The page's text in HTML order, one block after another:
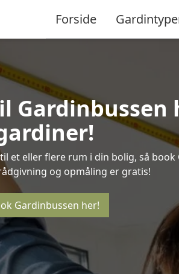
Forside
eller flere rum i din bolig, så book
og opmåling er gratis!
Gardinbussen her!